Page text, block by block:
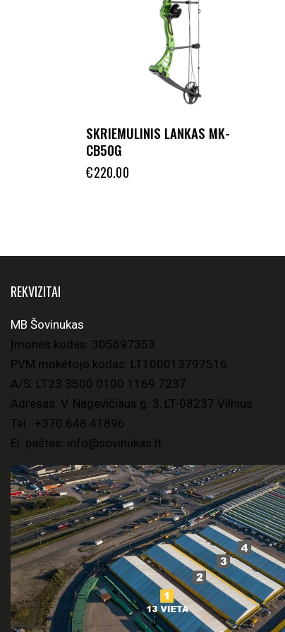
SKRIEMULINIS LANKAS MK-
CB50G
€220.00
REKVIZITAI
MB Šovinukas
Įmonės kodas: 305697353
PVM mokėtojo kodas: LT100013797516
A/S: LT23 3500 0100 1169 7237
Adresas: V. Nagevičiaus g. 3, LT-08237 Vilnius
Tel.: +370 648 41896
El. paštas: info@sovinukas.lt